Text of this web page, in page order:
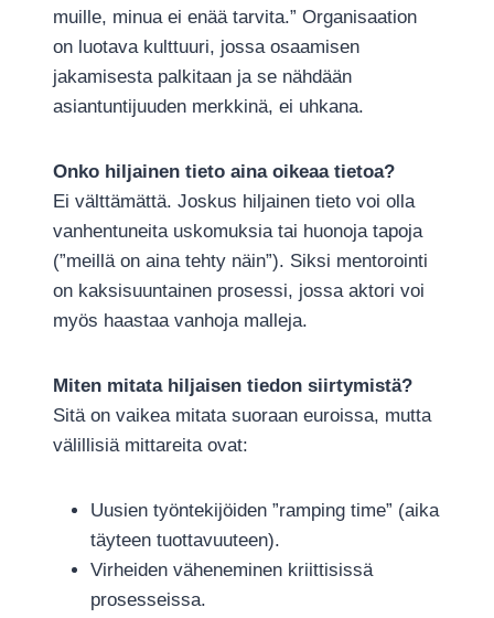
muille, minua ei enää tarvita.” Organisaation
on luotava kulttuuri, jossa osaamisen
jakamisesta palkitaan ja se nähdään
asiantuntijuuden merkkinä, ei uhkana.
Onko hiljainen tieto aina oikeaa tietoa?
Ei välttämättä. Joskus hiljainen tieto voi olla
vanhentuneita uskomuksia tai huonoja tapoja
(”meillä on aina tehty näin”). Siksi mentorointi
on kaksisuuntainen prosessi, jossa aktori voi
myös haastaa vanhoja malleja.
Miten mitata hiljaisen tiedon siirtymistä?
Sitä on vaikea mitata suoraan euroissa, mutta
välillisiä mittareita ovat:
Uusien työntekijöiden ”ramping time” (aika
täyteen tuottavuuteen).
Virheiden väheneminen kriittisissä
prosesseissa.